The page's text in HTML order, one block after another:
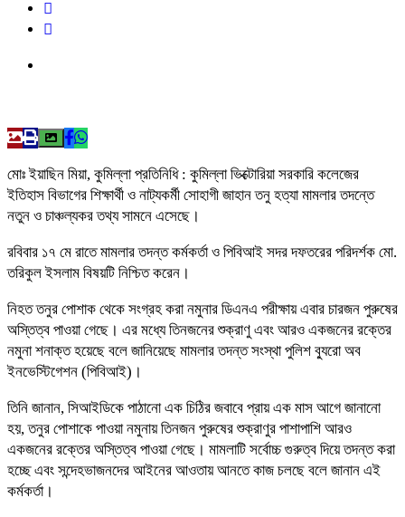
মোঃ ইয়াছিন মিয়া, কুমিল্লা প্রতিনিধি : কুমিল্লা ভিক্টোরিয়া সরকারি কলেজের
ইতিহাস বিভাগের শিক্ষার্থী ও নাট্যকর্মী সোহাগী জাহান তনু হত্যা মামলার তদন্তে
নতুন ও চাঞ্চল্যকর তথ্য সামনে এসেছে।
রবিবার ১৭ মে রাতে মামলার তদন্ত কর্মকর্তা ও পিবিআই সদর দফতরের পরিদর্শক মো.
তরিকুল ইসলাম বিষয়টি নিশ্চিত করেন।
নিহত তনুর পোশাক থেকে সংগ্রহ করা নমুনার ডিএনএ পরীক্ষায় এবার চারজন পুরুষের
অস্তিত্ব পাওয়া গেছে। এর মধ্যে তিনজনের শুক্রাণু এবং আরও একজনের রক্তের
নমুনা শনাক্ত হয়েছে বলে জানিয়েছে মামলার তদন্ত সংস্থা পুলিশ ব্যুরো অব
ইনভেস্টিগেশন (পিবিআই)।
তিনি জানান, সিআইডিকে পাঠানো এক চিঠির জবাবে প্রায় এক মাস আগে জানানো
হয়, তনুর পোশাকে পাওয়া নমুনায় তিনজন পুরুষের শুক্রাণুর পাশাপাশি আরও
একজনের রক্তের অস্তিত্ব পাওয়া গেছে। মামলাটি সর্বোচ্চ গুরুত্ব দিয়ে তদন্ত করা
হচ্ছে এবং সন্দেহভাজনদের আইনের আওতায় আনতে কাজ চলছে বলে জানান এই
কর্মকর্তা।